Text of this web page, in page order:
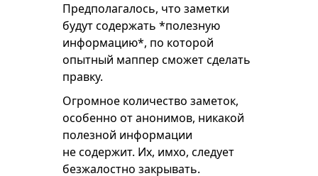
Предполагалось, что заметки
будут содержать *полезную
информацию*, по которой
опытный маппер сможет сделать
правку.
Огромное количество заметок,
особенно от анонимов, никакой
полезной информации
не содержит. Их, имхо, следует
безжалостно закрывать.